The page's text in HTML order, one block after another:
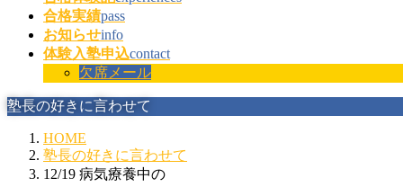
合格実績pass
お知らせinfo
体験入塾申込contact
欠席メール
塾長の好きに言わせて
HOME
塾長の好きに言わせて
12/19 病気療養中の